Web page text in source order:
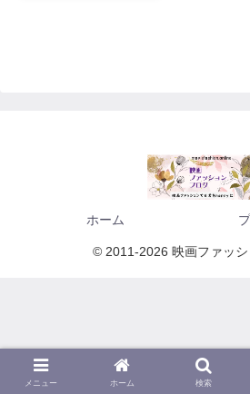
ホーム
© 2011-2026 映画ファッシ
メニュー ホーム 検索